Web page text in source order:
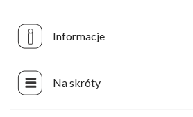
Informacje
Na skróty